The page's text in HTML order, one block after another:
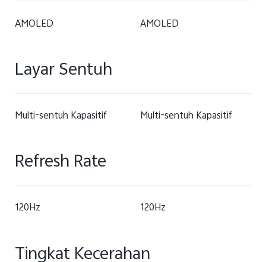
AMOLED AMOLED
Layar Sentuh
Multi-sentuh Kapasitif Multi-sentuh Kapasitif
Refresh Rate
120Hz 120Hz
Tingkat Kecerahan